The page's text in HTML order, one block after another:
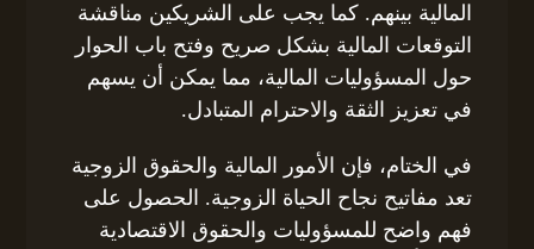
المالية بينهم. كما يجب على الشريكين مناقشة
التوقعات المالية بشكل صريح وفتح باب الحوار
حول المسؤوليات المالية، مما يمكن أن يسهم
في تعزيز الثقة والاحترام المتبادل.
في الختام، فإن الأمور المالية والحقوق الزوجية
تعد مفاتيح نجاح الحياة الزوجية. الحصول على
فهم واضح للمسؤوليات والحقوق الاقتصادية